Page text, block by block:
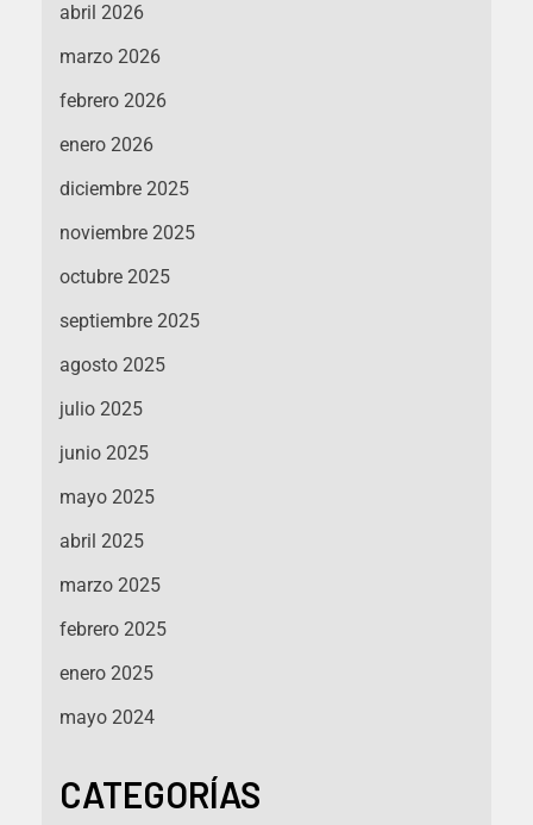
abril 2026
marzo 2026
febrero 2026
enero 2026
diciembre 2025
noviembre 2025
octubre 2025
septiembre 2025
agosto 2025
julio 2025
junio 2025
mayo 2025
abril 2025
marzo 2025
febrero 2025
enero 2025
mayo 2024
CATEGORÍAS